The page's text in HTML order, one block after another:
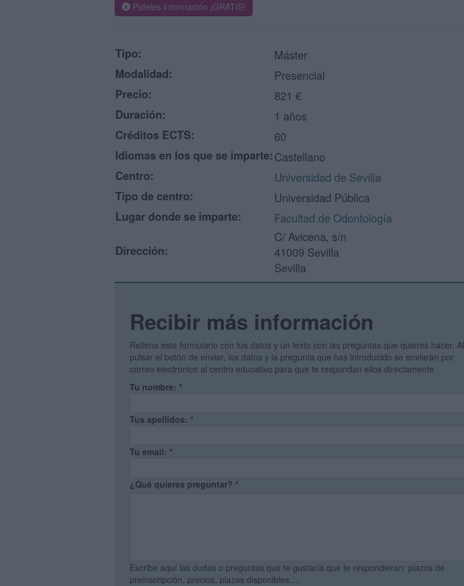
Pídeles información ¡GRATIS!
Tipo:
Máster
Modalidad:
Presencial
Precio:
821 €
Duración:
1 años
Créditos ECTS:
60
Idiomas en los que se imparte:Castellano
Centro:
Universidad de Sevilla
Tipo de centro:
Universidad Pública
Lugar donde se imparte:
Facultad de Odontología
Dirección:
C/ Avicena, s/n
41009 Sevilla
Sevilla
Recibir más información
Rellena este formulario con tus datos y un texto con las preguntas que quieres hacer. Al
pulsar el botón de enviar, los datos y la pregunta que has introducido se enviarán por
correo electrónico al centro educativo para que te respondan ellos directamente.
Tu nombre: *
Tus apellidos: *
Tu email: *
¿Qué quieres preguntar? *
Escribe aquí las dudas o preguntas que te gustaría que te respondieran: plazos de
preinscripción, precios, plazas disponibles…: